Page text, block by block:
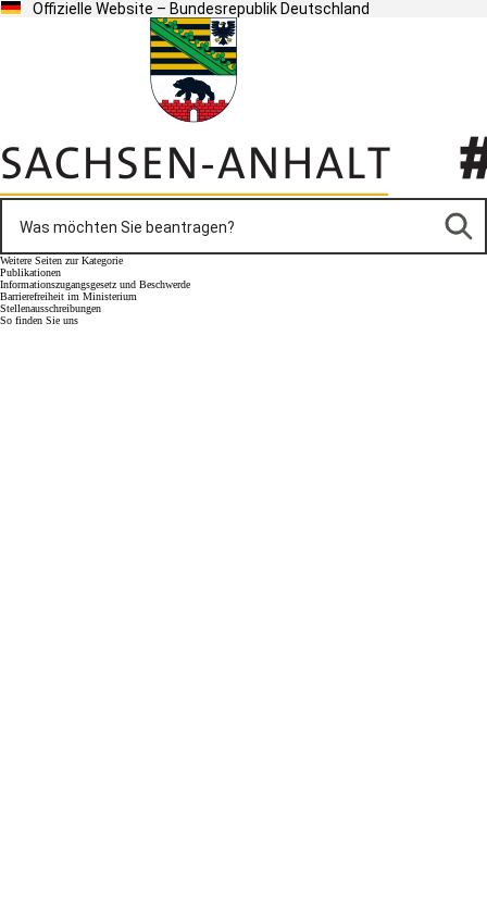
Offizielle Website – Bundesrepublik Deutschland
Weitere Seiten zur Kategorie
Publikationen
Informationszugangsgesetz und Beschwerde
Barrierefreiheit im Ministerium
Stellenausschreibungen
So finden Sie uns